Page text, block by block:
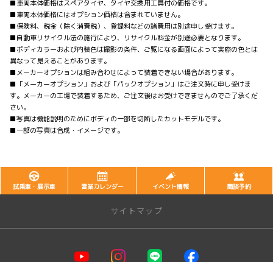
■車両本体価格はスペアタイヤ、タイヤ交換用工具付の価格です。
■車両本体価格にはオプション価格は含まれていません。
■保険料、税金（除く消費税）、登録料などの諸費用は別途申し受けます。
■自動車リサイクル法の施行により、リサイクル料金が別途必要となります。
■ボディカラーおよび内装色は撮影の条件、ご覧になる画面によって実際の色とは
異なって見えることがあります。
■メーカーオプションは組み合わせによって装着できない場合があります。
■「メーカーオプション」および「パックオプション」はご注文時に申し受けま
す。メーカーの工場で装着するため、ご注文後はお受けできませんのでご了承くだ
さい。
■写真は機能説明のためにボディの一部を切断したカットモデルです。
■一部の写真は合成・イメージです。
試乗車・展示車 営業カレンダー イベント情報 商談予約
サイトマップ